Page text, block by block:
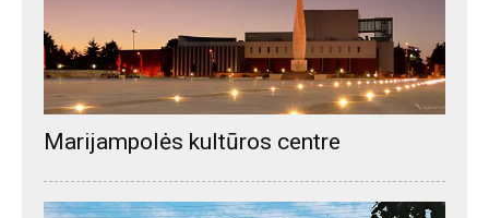
Marijampolės kultūros centre